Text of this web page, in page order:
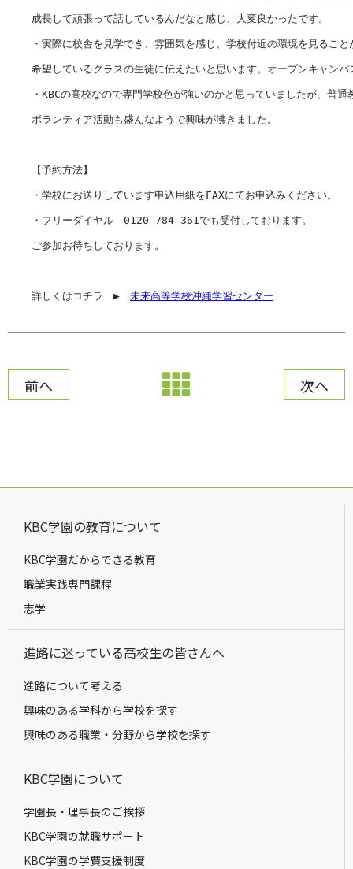
成長して頑張って話しているんだなと感じ、大変良かったです。
・実際に校舎を見学でき、雰囲気を感じ、学校付近の環境を見るこ
希望しているクラスの生徒に伝えたいと思います。オープンキャン
・KBCの高校なので専門学校色が強いのかと思っていましたが、普
ボランティア活動も盛んなようで興味が沸きました。
【予約方法】
・学校にお送りしています申込用紙をFAXにてお申込みください。
・フリーダイヤル　0120-784-361でも受付しております。
ご参加お待ちしております。
詳しくはコチラ　▶ 未来高等学校沖縄学習センター
前へ 次へ
KBC学園の教育について
KBC学園だからできる教育
職業実践専門課程
志学
進路に迷っている高校生の皆さんへ
進路について考える
興味のある学科から学校を探す
興味のある職業・分野から学校を探す
KBC学園について
学園長・理事長のご挨拶
KBC学園の就職サポート
KBC学園の学費支援制度